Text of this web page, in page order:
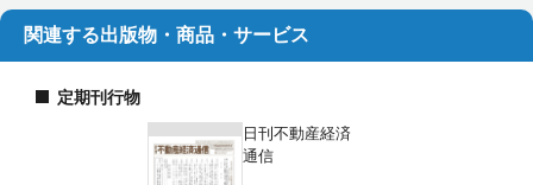
関連する出版物・商品・サービス
定期刊行物
日刊不動産経済
通信